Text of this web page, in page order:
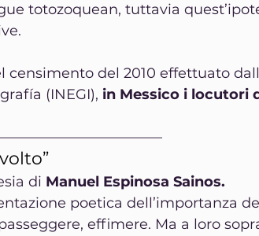
totozoquean, tuttavia
censimento del 2010 effettuato
(INEGI), in Messico i locutori
di Manuel Espinosa Sainos.
poetica dell’importanza
effimere. Ma a loro